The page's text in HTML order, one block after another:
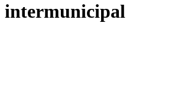
intermunicipal